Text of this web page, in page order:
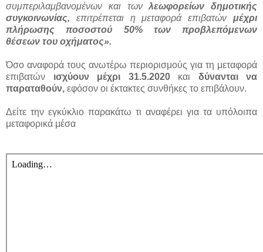
συμπεριλαμβανομένων και τωνλεωφορείων δημοτικής
συγκοινωνίας, επιτρέπεται η μεταφορά επιβατώνμέχρι
πλήρωσης ποσοστού 50% των προβλεπόμενων
θέσεων του οχήματος».
Όσο αναφορά τους ανωτέρω περιορισμούς για τη μεταφορά
επιβατών ισχύουν μέχρι 31.5.2020και δύνανται να
παραταθούν, εφόσον οι έκτακτες συνθήκες το επιβάλουν.
Δείτε την εγκύκλιο παρακάτω τι αναφέρει για τα υπόλοιπα
μεταφορικά μέσα